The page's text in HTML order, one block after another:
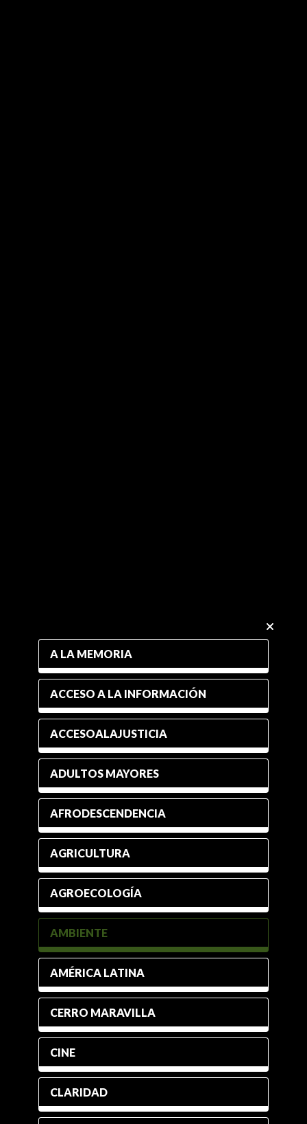
A LA MEMORIA
ACCESO A LA INFORMACIÓN
ACCESOALAJUSTICIA
ADULTOS MAYORES
AFRODESCENDENCIA
AGRICULTURA
AGROECOLOGÍA
AMBIENTE
AMÉRICA LATINA
CERRO MARAVILLA
CINE
CLARIDAD